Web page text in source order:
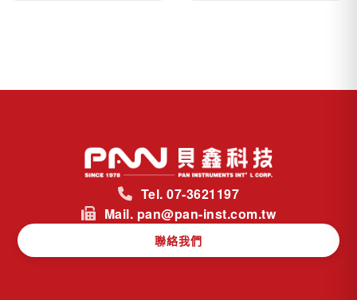
Tel. 07-3621197
Mail. pan@pan-inst.com.tw
聯絡我們